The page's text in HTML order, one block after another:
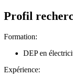
Profil
Formation:
DEP en
Expérience: